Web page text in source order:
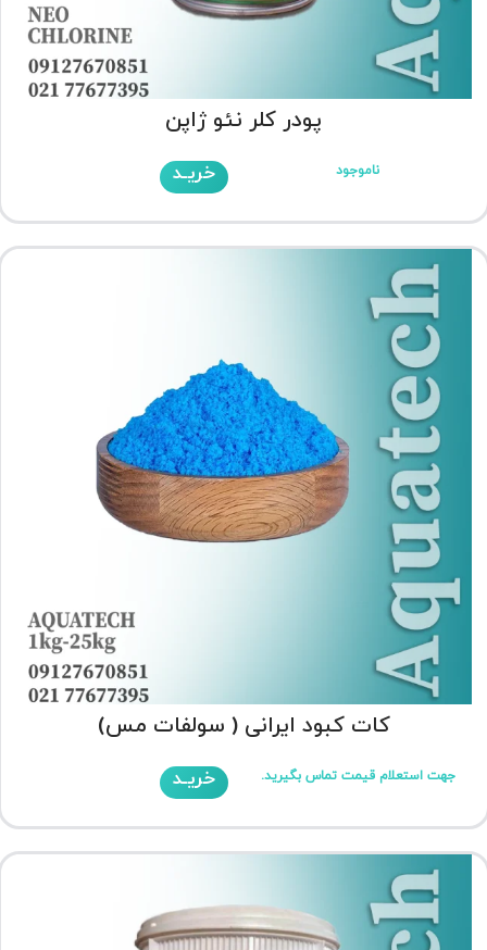
پودر کلر نئو ژاپن
ناموجود خریـد
کات کبود ایرانی ( سولفات مس)
جهت استعلام قیمت تماس بگیرید. خریـد